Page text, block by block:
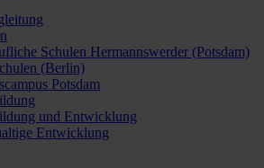
Schulen Hermannswerder (Potsdam)
(Berlin)
Potsdam
und Entwicklung
Entwicklung